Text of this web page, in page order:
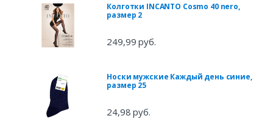
Колготки INCANTO Cosmo 40 nero,
размер 2
249,99 руб.
Носки мужские Каждый день синие,
размер 25
24,98 руб.